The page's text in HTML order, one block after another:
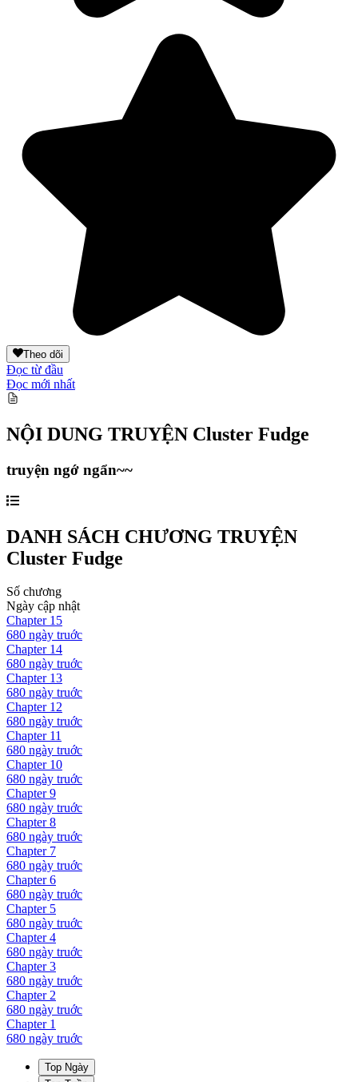
Theo dõi
Đọc từ đầu
Đọc mới nhất
NỘI DUNG TRUYỆN Cluster Fudge
truyện ngớ ngẩn~~
DANH SÁCH CHƯƠNG TRUYỆN
Cluster Fudge
Số chương
Ngày cập nhật
Chapter 15
680 ngày truớc
Chapter 14
680 ngày truớc
Chapter 13
680 ngày truớc
Chapter 12
680 ngày truớc
Chapter 11
680 ngày truớc
Chapter 10
680 ngày truớc
Chapter9
680 ngày truớc
Chapter8
680 ngày truớc
Chapter 7
680 ngày truớc
Chapter6
680 ngày truớc
Chapter 5
680 ngày truớc
Chapter4
680 ngày truớc
Chapter3
680 ngày truớc
Chapter2
680 ngày truớc
Chapter 1
680 ngày truớc
Top Ngày